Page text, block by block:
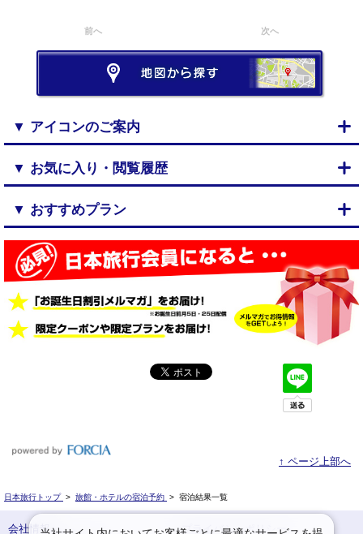
前へ 次へ
▼ アイコンのご案内
▼ お気に入り・閲覧履歴
▼ おすすめプラン
↑ ページ上部へ
日本旅行トップ > 旅館・ホテルの宿泊予約 > 宿泊結果一覧
会社情報 プライバシーポリシー